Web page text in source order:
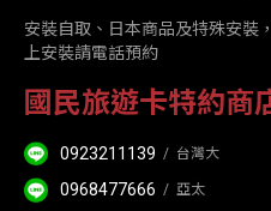
安裝自取、日本商品及特殊安裝
上安裝請電話預約
國民旅遊卡特約商
0923211139 / 台灣大
0968477666 / 亞太